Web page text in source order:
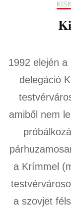
1992 elején
delegáció
amiből nem
a Krímmel
a szovjet